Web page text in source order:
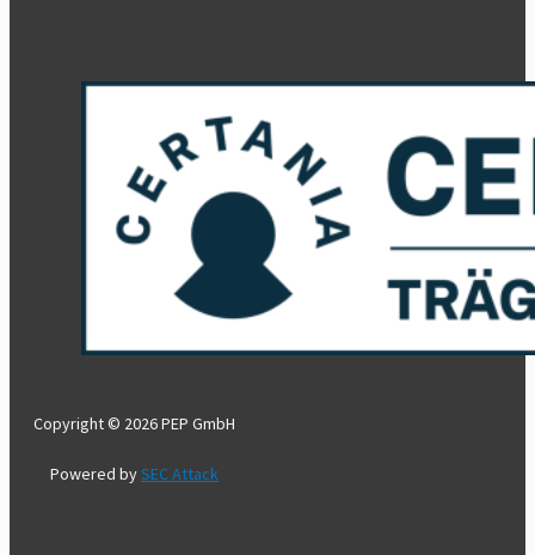
Copyright © 2026 PEP GmbH
Powered bySEC Attack